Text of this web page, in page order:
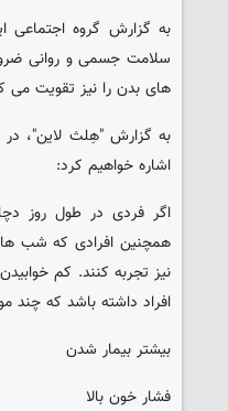
به گزارش گروه
سلامت جسمی و روانی
های بدن را نیز تقویت می
به گزارش "هِلث لاین"، در
اشاره خواهیم کرد:
اگر فردی در طول روز
همچنین افرادی که شب ها
نیز تجربه کنند. کم
افراد داشته باشد که چند
بیشتر بیمار شدن
فشار خون بالا